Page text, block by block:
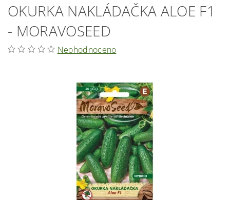
OKURKA NAKLÁDAČKA ALOE F1
- MORAVOSEED
Neohodnoceno